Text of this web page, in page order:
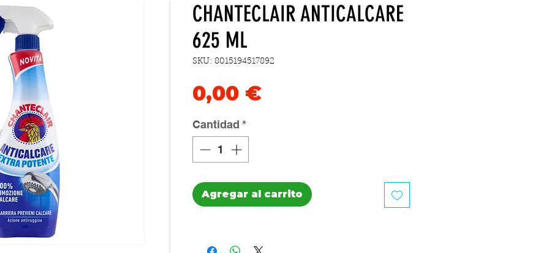
CHANTECLAIR ANTICALCARE
625 ML
SKU: 8015194517892
0,00 €Precio
Cantidad *
Agregar al carrito